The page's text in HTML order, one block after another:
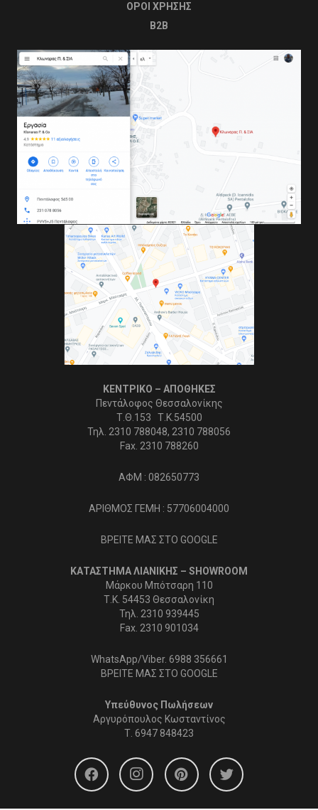
OΡΟΙ ΧΡΗΣΗΣ
B2B
ΚΕΝΤΡΙΚΟ – ΑΠΟΘΗΚΕΣ
Πεντάλοφος Θεσσαλονίκης
Τ.Θ.153 Τ.Κ.54500
Τηλ. 2310 788048, 2310 788056
Fax. 2310 788260
ΑΦΜ : 082650773
ΑΡΙΘΜΟΣ ΓΕΜΗ : 57706004000
ΒΡΕΙΤΕ ΜΑΣ ΣΤΟ GOOGLE
ΚΑΤΑΣΤΗΜΑ ΛΙΑΝΙΚΗΣ – SHOWROOM
Μάρκου Μπότσαρη 110
Τ.Κ. 54453 Θεσσαλονίκη
Τηλ. 2310 939445
Fax. 2310 901034
WhatsApp/Viber. 6988 356661
ΒΡΕΙΤΕ ΜΑΣ ΣΤΟ GOOGLE
Υπεύθυνος Πωλήσεων
Αργυρόπουλος Κωσταντίνος
Τ. 6947 848423